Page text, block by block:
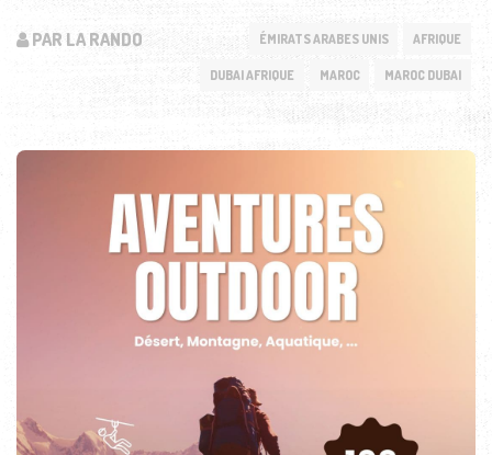
PAR LA RANDO ÉMIRATS ARABES UNIS AFRIQUE
DUBAI AFRIQUE MAROC MAROC DUBAI